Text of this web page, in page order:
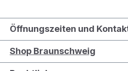
Öffnungszeiten und
Shop Braunschweig